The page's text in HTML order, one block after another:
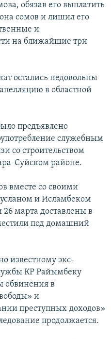
обязав его выплатить
сомов и лишил его
и
на ближайшие три
остались недовольны
в областной
предъявлено
служебным
со строительством
Суйском районе.
вместе со своими
и Исламбеком
марта доставлены в
под домашний
известному экс-
КР Райымбеку
обвинения в
и
преступных доходов»
продолжается.